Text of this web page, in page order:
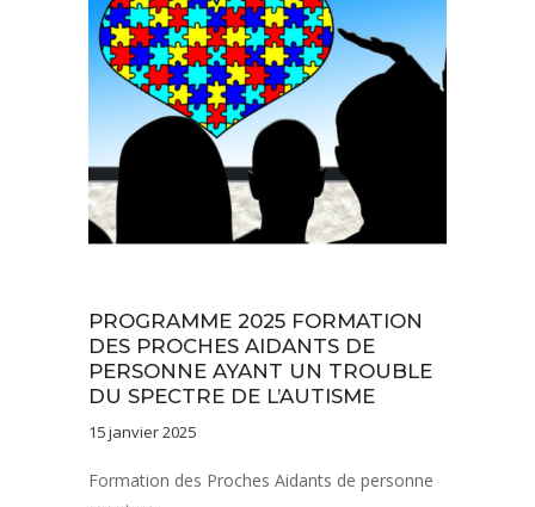
PROGRAMME 2025 FORMATION
DES PROCHES AIDANTS DE
PERSONNE AYANT UN TROUBLE
DU SPECTRE DE L’AUTISME
15 janvier 2025
Formation des Proches Aidants de personne